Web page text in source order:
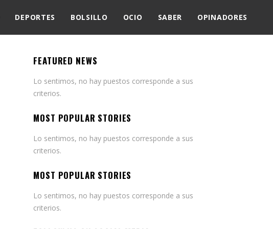
DEPORTES BOLSILLO OCIO SABER OPINADORES
FEATURED NEWS
Lo sentimos, no hay puestos corresponde a sus
criterios.
MOST POPULAR STORIES
Lo sentimos, no hay puestos corresponde a sus
criterios.
MOST POPULAR STORIES
Lo sentimos, no hay puestos corresponde a sus
criterios.